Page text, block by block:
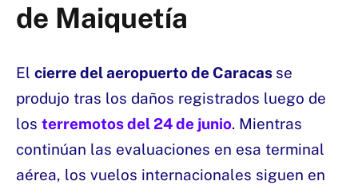
de Maiquetía
El cierre del aeropuerto de Caracas se
produjo tras los daños registrados luego de
los terremotos del 24 de junio. Mientras
continúan las evaluaciones en esa terminal
aérea, los vuelos internacionales siguen en